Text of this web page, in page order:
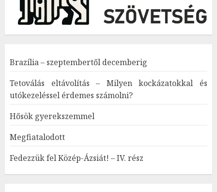
Brazília – szeptembertől decemberig
Tetoválás eltávolítás – Milyen kockázatokkal és
utókezeléssel érdemes számolni?
Hősök gyerekszemmel
Megfiatalodott
Fedezzük fel Közép-Ázsiát! – IV. rész